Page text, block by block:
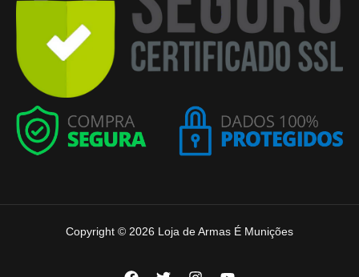
Copyright © 2026 Loja de Armas É Munições